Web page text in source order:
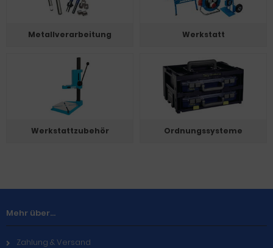
Metallverarbeitung Werkstatt
Werkstattzubehör Ordnungssysteme
Mehr über...
Zahlung & Versand